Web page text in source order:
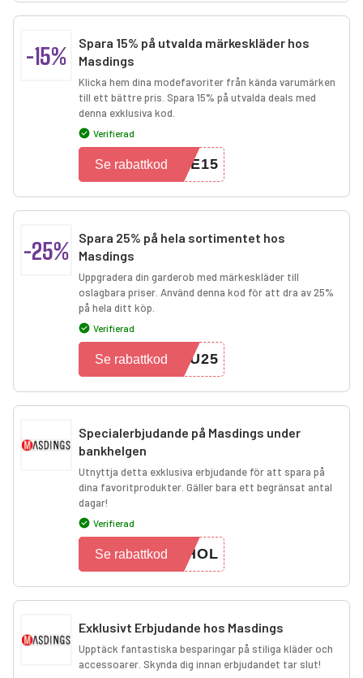
-15%
Spara 15% på utvalda märkeskläder hos
Masdings
Klicka hem dina modefavoriter från kända varumärken
till ett bättre pris. Spara 15% på utvalda deals med
denna exklusiva kod.
Verifierad
TE15
Se rabattkod
-25%
Spara 25% på hela sortimentet hos
Masdings
Uppgradera din garderob med märkeskläder till
oslagbara priser. Använd denna kod för att dra av 25%
på hela ditt köp.
Verifierad
OU25
Se rabattkod
Specialerbjudande på Masdings under
bankhelgen
Utnyttja detta exklusiva erbjudande för att spara på
dina favoritprodukter. Gäller bara ett begränsat antal
dagar!
Verifierad
KHOL
Se rabattkod
Exklusivt Erbjudande hos Masdings
Upptäck fantastiska besparingar på stiliga kläder och
accessoarer. Skynda dig innan erbjudandet tar slut!